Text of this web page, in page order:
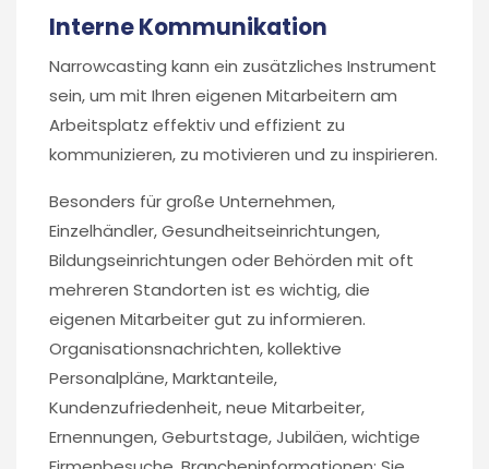
Interne Kommunikation
Narrowcasting kann ein zusätzliches Instrument
sein, um mit Ihren eigenen Mitarbeitern am
Arbeitsplatz effektiv und effizient zu
kommunizieren, zu motivieren und zu inspirieren.
Besonders für große Unternehmen,
Einzelhändler, Gesundheitseinrichtungen,
Bildungseinrichtungen oder Behörden mit oft
mehreren Standorten ist es wichtig, die
eigenen Mitarbeiter gut zu informieren.
Organisationsnachrichten, kollektive
Personalpläne, Marktanteile,
Kundenzufriedenheit, neue Mitarbeiter,
Ernennungen, Geburtstage, Jubiläen, wichtige